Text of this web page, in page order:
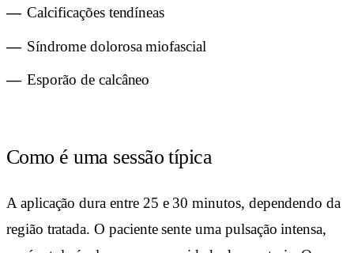
Calcificações tendíneas
Síndrome dolorosa miofascial
Esporão de calcâneo
Como é uma sessão típica
A aplicação dura entre 25 e 30 minutos, dependendo da
região tratada. O paciente sente uma pulsação intensa,